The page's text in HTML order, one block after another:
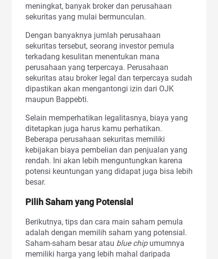
meningkat, banyak broker dan perusahaan
sekuritas yang mulai bermunculan.
Dengan banyaknya jumlah perusahaan
sekuritas tersebut, seorang investor pemula
terkadang kesulitan menentukan mana
perusahaan yang terpercaya. Perusahaan
sekuritas atau broker legal dan terpercaya sudah
dipastikan akan mengantongi izin dari OJK
maupun Bappebti.
Selain memperhatikan legalitasnya, biaya yang
ditetapkan juga harus kamu perhatikan.
Beberapa perusahaan sekuritas memiliki
kebijakan biaya pembelian dan penjualan yang
rendah. Ini akan lebih menguntungkan karena
potensi keuntungan yang didapat juga bisa lebih
besar.
Pilih Saham yang Potensial
Berikutnya, tips dan cara main saham pemula
adalah dengan memilih saham yang potensial.
Saham-saham besar atau blue chipumumnya
memiliki harga yang lebih mahal daripada